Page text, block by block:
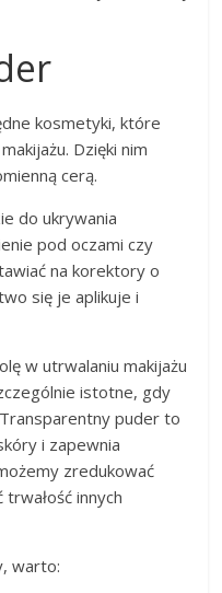
kosmetyki, które
Dzięki nim
cerą.
do ukrywania
pod oczami czy
na korektory o
się je aplikuje i
w utrwalaniu makijażu
istotne, gdy
puder to
i zapewnia
zredukować
innych
warto: